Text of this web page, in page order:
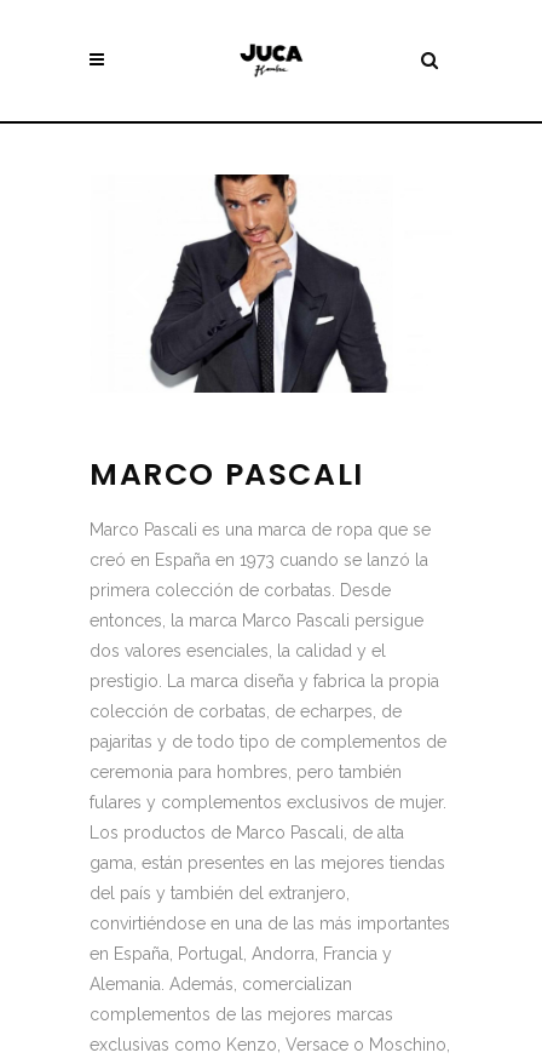
MARCO PASCALI
Marco Pascali es una marca de ropa que se
creó en España en 1973 cuando se lanzó la
primera colección de corbatas. Desde
entonces, la marca Marco Pascali persigue
dos valores esenciales, la calidad y el
prestigio. La marca diseña y fabrica la propia
colección de corbatas, de echarpes, de
pajaritas y de todo tipo de complementos de
ceremonia para hombres, pero también
fulares y complementos exclusivos de mujer.
Los productos de Marco Pascali, de alta
gama, están presentes en las mejores tiendas
del país y también del extranjero,
convirtiéndose en una de las más importantes
en España, Portugal, Andorra, Francia y
Alemania. Además, comercializan
complementos de las mejores marcas
exclusivas como Kenzo, Versace o Moschino,